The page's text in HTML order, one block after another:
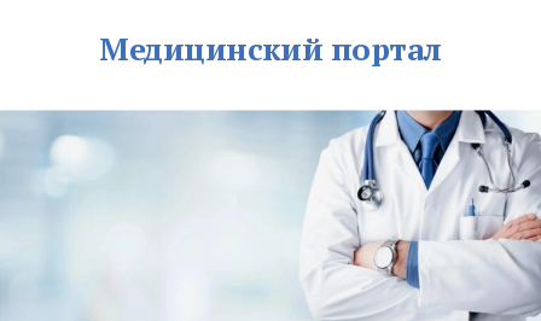
Медицинский портал